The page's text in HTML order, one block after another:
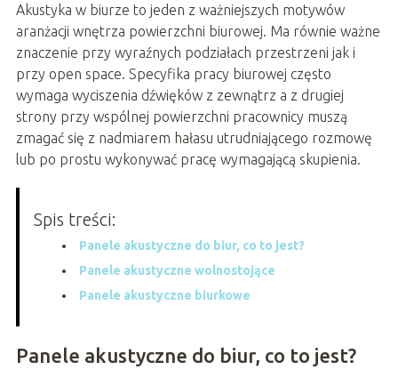
Akustyka w biurze to jeden z ważniejszych motywów
aranżacji wnętrza powierzchni biurowej. Ma równie ważne
znaczenie przy wyraźnych podziałach przestrzeni jak i
przy open space. Specyfika pracy biurowej często
wymaga wyciszenia dźwięków z zewnątrz a z drugiej
strony przy wspólnej powierzchni pracownicy muszą
zmagać się z nadmiarem hałasu utrudniającego rozmowę
lub po prostu wykonywać pracę wymagającą skupienia.
Spis treści:
Panele akustyczne do biur, co to jest?
Panele akustyczne wolnostojące
Panele akustyczne biurkowe
Panele akustyczne do biur, co to jest?